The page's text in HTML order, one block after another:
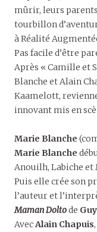
mûrir, leurs
tourbillon
à Réalité
Pas facile d’être
Après « Camille et
Blanche et Alain
Kaamelott,
innovant mis en
Marie Blanche
Marie Blanche
Anouilh, Labiche et
Puis elle crée son
l’auteur et
Maman Doltode
AvecAlain Chapuis